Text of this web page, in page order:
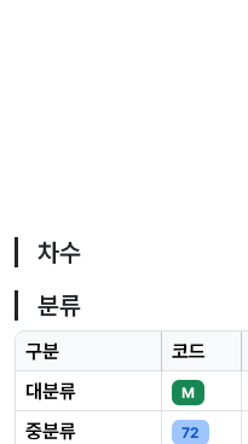
차수
분류
구분 코드
대분류
M
중분류
72